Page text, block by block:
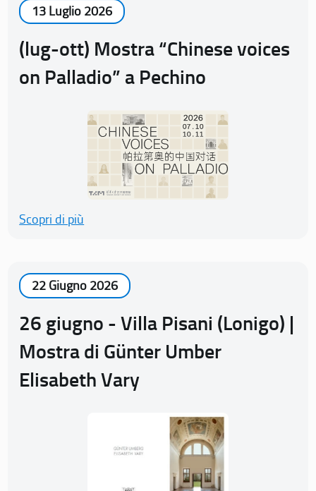
13 Luglio 2026
(lug-ott) Mostra “Chinese voices
on Palladio” a Pechino
Scopri di più
22 Giugno 2026
26 giugno - Villa Pisani (Lonigo) |
Mostra di Günter Umber
Elisabeth Vary